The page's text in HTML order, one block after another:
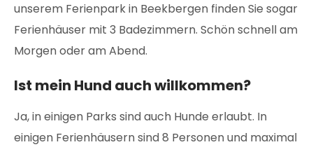
unserem Ferienpark in Beekbergen finden Sie sogar
Ferienhäuser mit 3 Badezimmern. Schön schnell am
Morgen oder am Abend.
Ist mein Hund auch willkommen?
Ja, in einigen Parks sind auch Hunde erlaubt. In
einigen Ferienhäusern sind 8 Personen und maximal